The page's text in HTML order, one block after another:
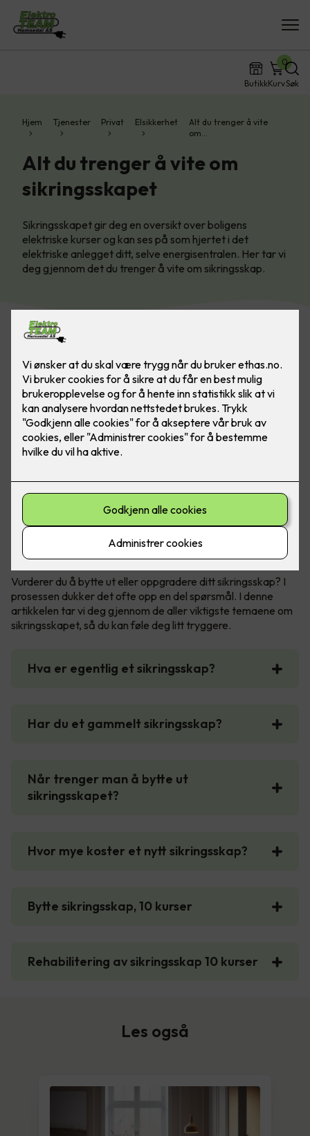
ButikkKurv
0
Søk
Hjem Tjenester Privat Elsikkerhet
Alt du trenger å vite
om…
Alt du trenger å vite om
sikringsskapet
Sikringsskapet gir deg en oversikt over boligens
elektriske kurser og kan ses på som hjertet i det
elektriske anlegget ditt, selve energisentralen. Her tar vi
deg gjennom det du trenger å vite om sikringsskap.
Få full kontroll over ditt sikringsskap
Vurderer du å bytte ut eller oppgradere ditt sikringsskap? I
prosessen dukker det ofte opp en del spørsmål. I denne
artikkelen tar vi deg gjennom de aller viktigste temaene om
sikringsskapet, så du kan føle deg litt tryggere.
Hva er egentlig et sikringsskap?
Har du et gammelt sikringsskap?
Når trenger man å bytte ut
sikringsskapet?
Hvor mye koster et nytt sikringsskap?
Bytte sikringsskap, 10 kurser
Rehabilitering av sikringsskap 10 kurser
Les også